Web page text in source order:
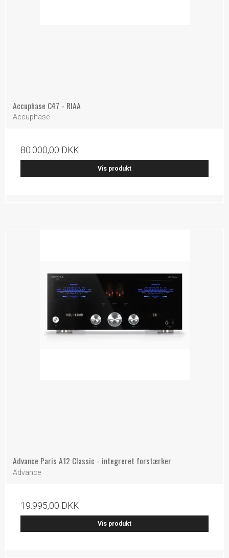
Accuphase C47 - RIAA
Accuphase
80.000,00 DKK
Vis produkt
Advance Paris A12 Classic - integreret forstærker
Advance
19.995,00 DKK
Vis produkt